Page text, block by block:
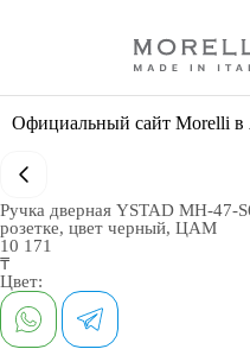
Официальный сайт Morelli
Ручка дверная YSTAD MH-47-
розетке, цвет черный, ЦАМ
10 171
₸
Цвет: